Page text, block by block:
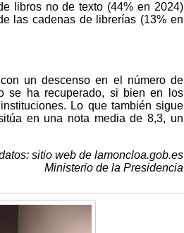
libros no de texto (44% en 2024)
las cadenas de librerías (13% en
un descenso en el número de
se ha recuperado, si bien en los
Lo que también sigue
en una nota media de 8,3, un
sitio web de lamoncloa.gob.es
Ministerio de la Presidencia